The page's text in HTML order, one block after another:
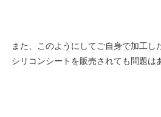
また、このようにしてご自身で加工し
シリコンシートを販売されても問題は